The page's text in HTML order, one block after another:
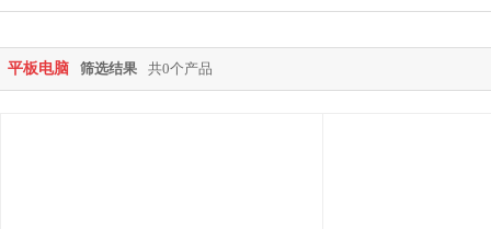
平板电脑 筛选结果 共0个产品